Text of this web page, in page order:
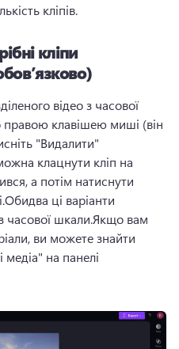
кліпів.
кліпи
відео з часової
правою клавішею миші (він
"Видалити"
клацнути кліп на
а потім натиснути
Обидва ці варіанти
часової шкали.Якщо вам
ви можете знайти
на панелі